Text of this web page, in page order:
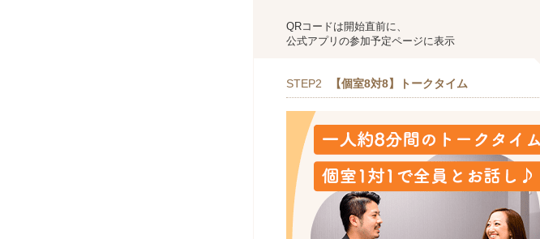
QRコードは開始直前に、
公式アプリの参加予定ページに表示
STEP2 【個室8対8】トークタイム